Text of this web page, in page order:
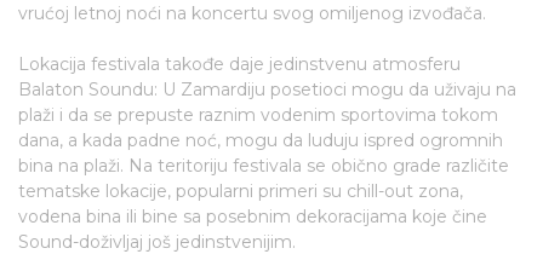
vrućoj letnoj noći na koncertu svog omiljenog izvođača.
Lokacija festivala takođe daje jedinstvenu atmosferu
Balaton Soundu: U Zamardiju posetioci mogu da uživaju na
plaži i da se prepuste raznim vodenim sportovima tokom
dana, a kada padne noć, mogu da luduju ispred ogromnih
bina na plaži. Na teritoriju festivala se obično grade različite
tematske lokacije, popularni primeri su chill-out zona,
vodena bina ili bine sa posebnim dekoracijama koje čine
Sound-doživljaj još jedinstvenijim.